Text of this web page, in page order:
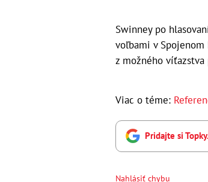
Swinney po
voľbami v Spojenom
z možného
Viac o téme:
Pridajte si
Nahlásiť chybu